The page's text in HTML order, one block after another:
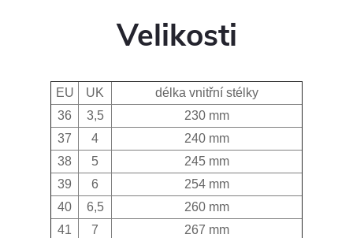
Velikosti
EU UK
délka vnitřní stélky
36
3,5
230 mm
37
4
240 mm
38
5
245 mm
39
6
254 mm
40
6,5
260 mm
41
7
267 mm